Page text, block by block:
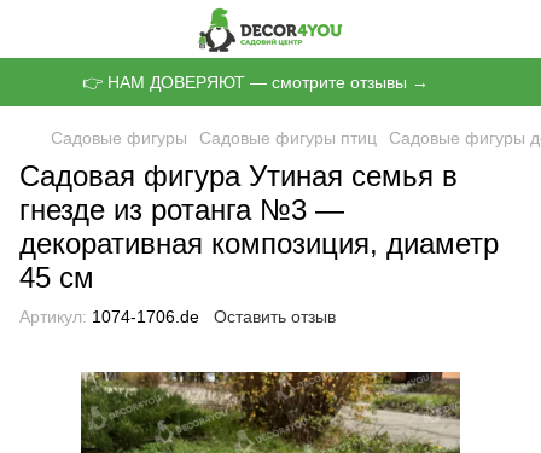
👉 НАМ ДОВЕРЯЮТ — смотрите отзывы →
Садовые фигуры Садовые фигуры птиц Садовые фигуры
Садовая фигура Утиная семья в
гнезде из ротанга №3 —
декоративная композиция, диаметр
45 см
Артикул: 1074-1706.de Оставить отзыв